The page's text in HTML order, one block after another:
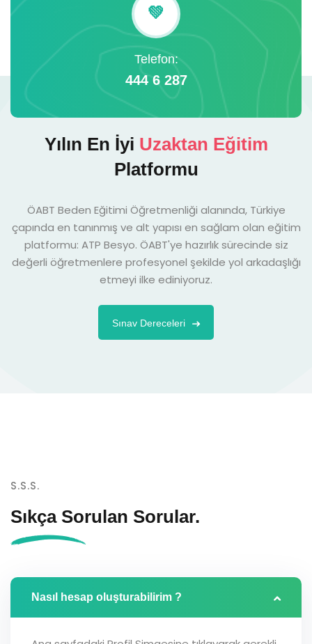
💚
Telefon:
444 6 287
Yılın En İyi Uzaktan Eğitim
Platformu
ÖABT Beden Eğitimi Öğretmenliği alanında, Türkiye
çapında en tanınmış ve alt yapısı en sağlam olan eğitim
platformu: ATP Besyo. ÖABT'ye hazırlık sürecinde siz
değerli öğretmenlere profesyonel şekilde yol arkadaşlığı
etmeyi ilke ediniyoruz.
Sınav Dereceleri
S.S.S.
Sıkça Sorulan Sorular.
Nasıl hesap oluşturabilirim ?